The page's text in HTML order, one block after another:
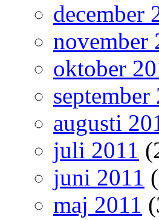
december
november
oktober
september
augusti
juli 2011
juni 2011
maj 2011